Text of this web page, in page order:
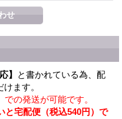
】
と書かれている為、配
ます。
の発送が可能です。
宅配便（税込540円）で